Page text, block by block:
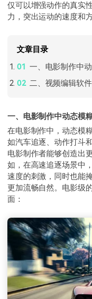
仅可以增强动作的真实
力，突出运动的速度和方
文章目录
一、电影制作中
二、视频编辑软
一、电影制作中动态模
在电影制作中，动态模
如汽车追逐、动作打斗
电影制作者能够创造出
如，在高速追逐场景中
速度的刺激，同时也能
更加流畅自然。电影级
面：